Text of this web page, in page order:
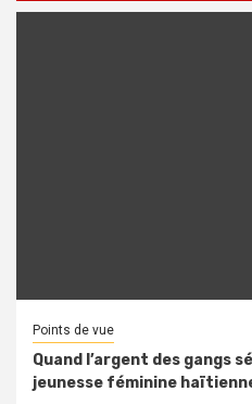
Points de vue
Quand l’argent des gangs
jeunesse féminine